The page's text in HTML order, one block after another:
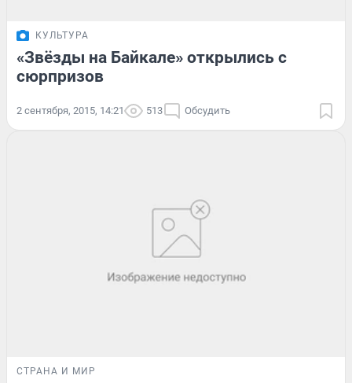
КУЛЬТУРА
«Звёзды на Байкале» открылись с
сюрпризов
2 сентября, 2015, 14:21 513 Обсудить
СТРАНА И МИР